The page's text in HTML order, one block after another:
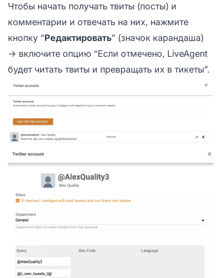
Чтобы начать получать твиты (посты) и
комментарии и отвечать на них, нажмите
кнопку “Редактировать” (значок карандаша)
→ включите опцию “Если отмечено, LiveAgent
будет читать твиты и превращать их в тикеты”.